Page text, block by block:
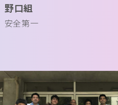
野口組
安全第一